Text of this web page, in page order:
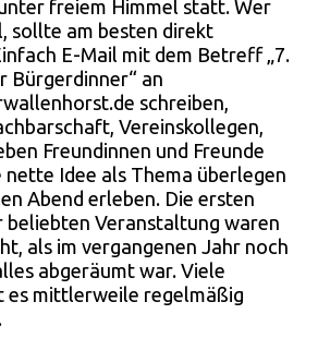
freiem Himmel statt. Wer
sollte am besten direkt
E-Mail mit dem Betreff „7.
Bürgerdinner“ an
schreiben,
Vereinskollegen,
Freundinnen und Freunde
nette Idee als Thema überlegen
Abend erleben. Die ersten
beliebten Veranstaltung waren
als im vergangenen Jahr noch
abgeräumt war. Viele
es mittlerweile regelmäßig